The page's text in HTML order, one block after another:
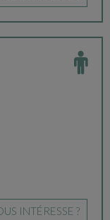
INTÉRESSE ?